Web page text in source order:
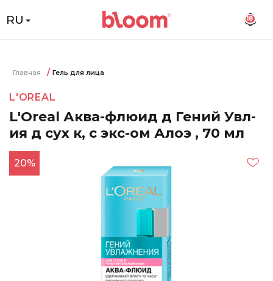
RU 18
Главная Гель для лица
L'OREAL
L'Oreal Аква-флюид д Гений Увл-
ия д сух к, с экс-ом Алоэ , 70 мл
20%